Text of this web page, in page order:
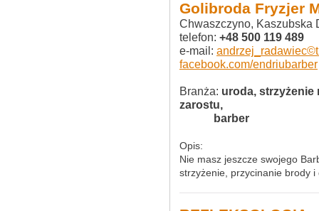
Golibroda Fryzjer
Chwaszczyno, Kaszubska
telefon: +48 500 119 489
e-mail:
facebook.com/endriubarber
Branża: uroda, strzyżenie
zarostu,
barber
Opis:
Nie masz jeszcze swojego
strzyżenie, przycinanie brody